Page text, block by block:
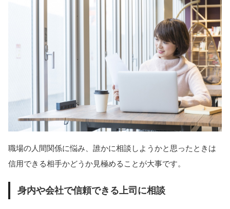
職場の人間関係に悩み、誰かに相談しようかと思ったときは
信用できる相手かどうか見極めることが大事です。
身内や会社で信頼できる上司に相談